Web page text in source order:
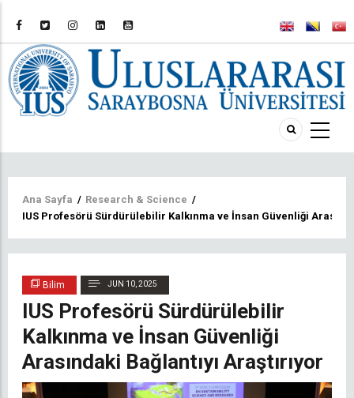
Sayfa
Ana Sayfa / Research & Science /
IUS Profesörü Sürdürülebilir Kalkınma ve İnsan Güvenliği
Bilim JUN 10, 2025
IUS Profesörü Sürdürülebilir
Kalkınma ve İnsan Güvenliği
Arasındaki Bağlantıyı Araştırıyor